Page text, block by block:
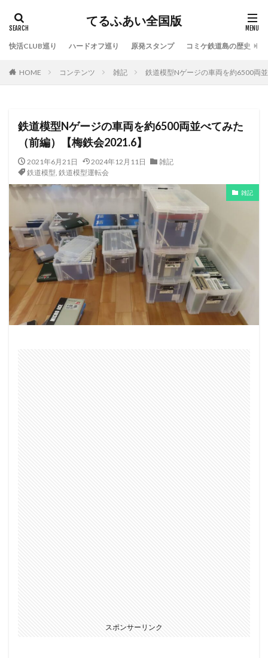
てるふあい全国版
快活CLUB巡り ハードオフ巡り 原発スタンプ コミケ鉄道島の歴史
HOME コンテンツ 雑記 鉄道模型Nゲージの車両を約6500両
鉄道模型Nゲージの車両を約6500両並べてみた
（前編）【梅鉄会2021.6】
2021年6月21日 2024年12月11日
雑記
鉄道模型, 鉄道模型運転会
雑記
スポンサーリンク